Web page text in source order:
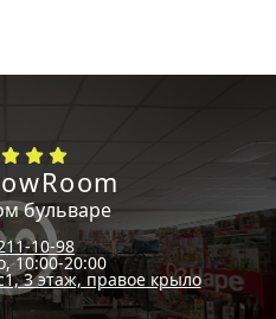
бульваре
10-98
10:00-20:00
3 этаж, правое крыло